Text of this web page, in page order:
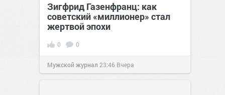
Зигфрид Газенфранц: как
советский «миллионер» стал
жертвой эпохи
0 0
Мужской журнал 23:46 Вчера